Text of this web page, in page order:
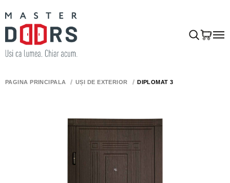
PAGINA PRINCIPALĂ UȘI DE EXTERIOR DIPLOMAT 3